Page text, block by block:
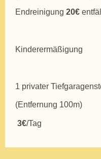
Endreinigung 20€
Kinderermäßigung
1 privater
(Entfernung 100m)
3€/Tag